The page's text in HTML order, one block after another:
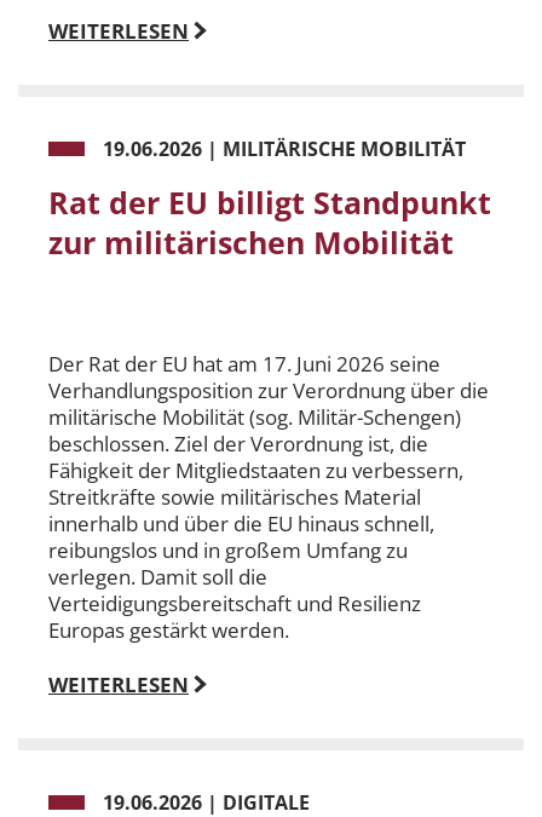
WEITERLESEN
19.06.2026 | MILITÄRISCHE MOBILITÄT
Rat der EU billigt Standpunkt
zur militärischen Mobilität
Der Rat der EU hat am 17. Juni 2026 seine
Verhandlungsposition zur Verordnung über die
militärische Mobilität (sog. Militär-Schengen)
beschlossen. Ziel der Verordnung ist, die
Fähigkeit der Mitgliedstaaten zu verbessern,
Streitkräfte sowie militärisches Material
innerhalb und über die EU hinaus schnell,
reibungslos und in großem Umfang zu
verlegen. Damit soll die
Verteidigungsbereitschaft und Resilienz
Europas gestärkt werden.
WEITERLESEN
19.06.2026 | DIGITALE